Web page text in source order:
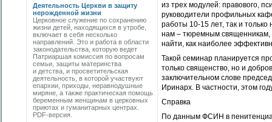
Деятельность Церкви в защиту
нерожденной жизни
Церковное служение по сохранению
жизни детей, находящихся в утробе,
включает в себя несколько
направлений. Это и работа в области
законодательства, которую ведет
Патриаршая комиссия по вопросам
семьи, защиты материнства
и детства, и просветительская
деятельность, в которой участвуют
епархии, приходы, неравнодушные
миряне, а также практическая помощь
беременным женщинам в церковных
приютах и гуманитарных центрах.
PDF-версия.
из трех модулей: правового,
руководители профильных
работы 10-15 лет, так и
нам – тюремным священникам,
найти, как наиболее
Такой семинар планируется
только священство, но и
заключительном слове
Иринарх. В частности, этом
Справка
По данным ФСИН в